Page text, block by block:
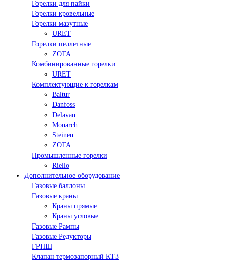
Горелки для пайки
Горелки кровельные
Горелки мазутные
URET
Горелки пеллетные
ZOTA
Комбинированные горелки
URET
Комплектующие к горелкам
Baltur
Danfoss
Delavan
Monarch
Steinen
ZOTA
Промышленные горелки
Riello
Дополнительное оборудование
Газовые баллоны
Газовые краны
Краны прямые
Краны угловые
Газовые Рампы
Газовые Редукторы
ГРПШ
Клапан термозапорный КТЗ